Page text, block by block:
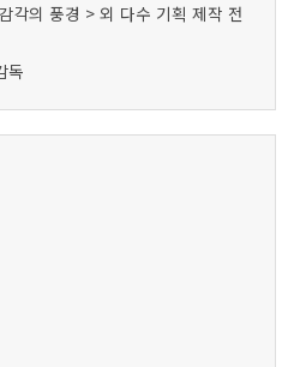
의 풍경 > 외 다수 기획 제작 전
독